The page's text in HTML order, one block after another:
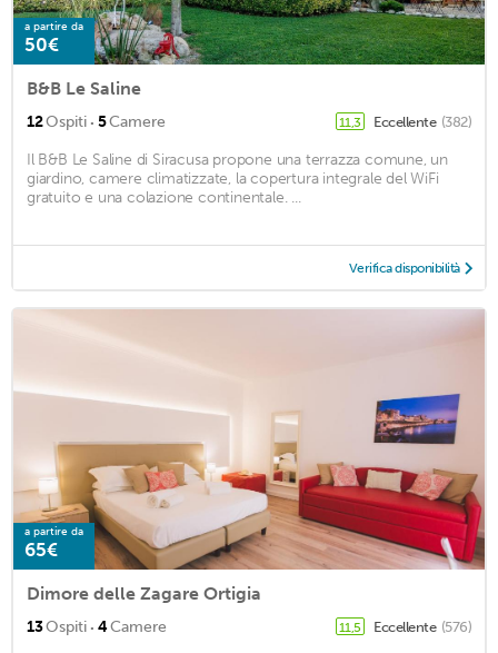
a partire da
50€
B&B Le Saline
12Ospiti · 5Camere 11,3 Eccellente (382)
Il B&B Le Saline di Siracusa propone una terrazza comune, un
giardino, camere climatizzate, la copertura integrale del WiFi
gratuito e una colazione continentale. ...
Verifica disponibilità
a partire da
65€
Dimore delle Zagare Ortigia
13Ospiti · 4Camere 11,5 Eccellente (576)